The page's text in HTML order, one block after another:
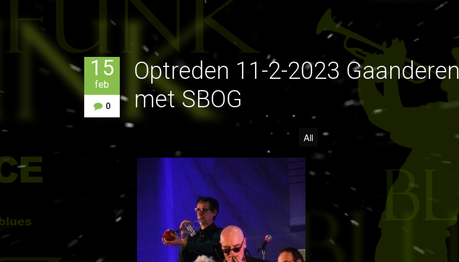
15
feb
0
Optreden 11-2-2023 Gaanderen
met SBOG
All